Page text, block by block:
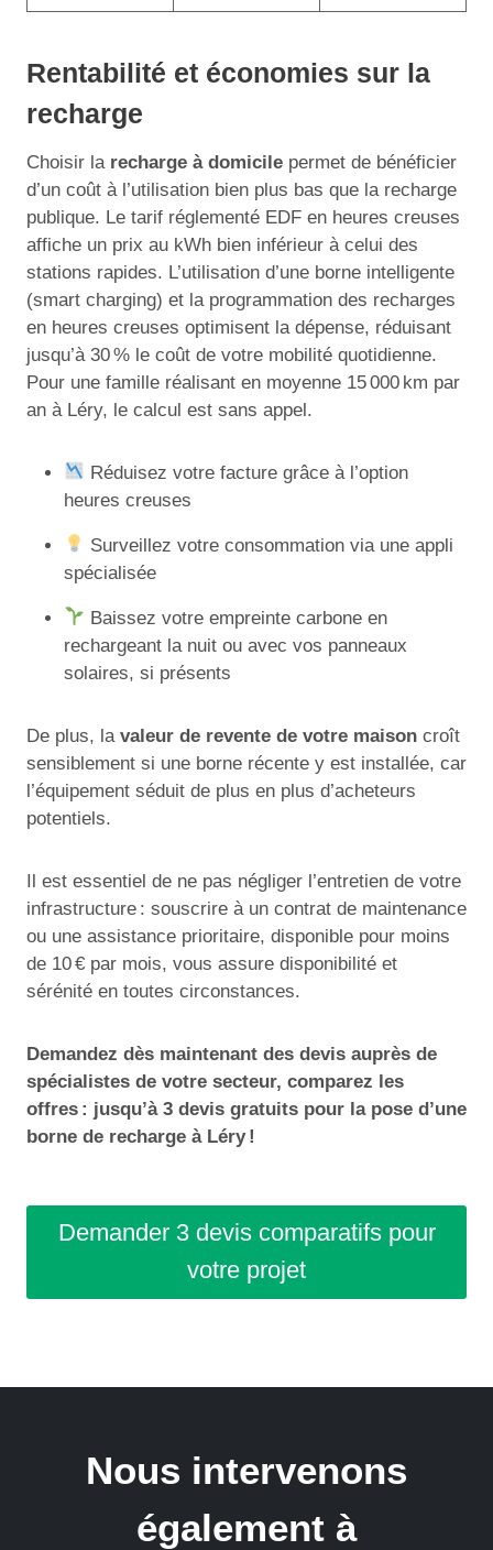
Rentabilité et économies sur la
recharge
Choisir la recharge à domicile permet de bénéficier
d’un coût à l’utilisation bien plus bas que la recharge
publique. Le tarif réglementé EDF en heures creuses
affiche un prix au kWh bien inférieur à celui des
stations rapides. L’utilisation d’une borne intelligente
(smart charging) et la programmation des recharges
en heures creuses optimisent la dépense, réduisant
jusqu’à 30 % le coût de votre mobilité quotidienne.
Pour une famille réalisant en moyenne 15 000 km par
an à Léry, le calcul est sans appel.
Réduisez votre facture grâce à l’option
heures creuses
Surveillez votre consommation via une appli
spécialisée
Baissez votre empreinte carbone en
rechargeant la nuit ou avec vos panneaux
solaires, si présents
De plus, la valeur de revente de votre maison croît
sensiblement si une borne récente y est installée, car
l’équipement séduit de plus en plus d’acheteurs
potentiels.
Il est essentiel de ne pas négliger l’entretien de votre
infrastructure : souscrire à un contrat de maintenance
ou une assistance prioritaire, disponible pour moins
de 10 € par mois, vous assure disponibilité et
sérénité en toutes circonstances.
Demandez dès maintenant des devis auprès de
spécialistes de votre secteur, comparez les
offres : jusqu’à 3 devis gratuits pour la pose d’une
borne de recharge à Léry !
Demander 3 devis comparatifs pour
votre projet
Nous intervenons
également à